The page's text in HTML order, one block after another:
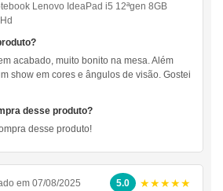
Lenovo IdeaPad i5 12ªgen 8GB
acabado, muito bonito na mesa. Além
show em cores e ângulos de visão. Gostei
desse produto?
desse produto!
em 07/08/2025 5.0 ★★★★★